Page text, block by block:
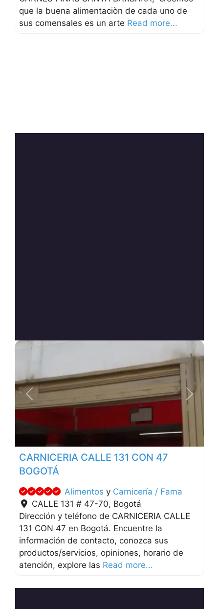
que la buena alimentaciòn de cada uno de
sus comensales es un arte Read more...
Anterior
CARNICERIA CALLE 131 CON 47
BOGOTÁ
Alimentos y Carnicería / Fama
CALLE 131 # 47-70, Bogotá
Dirección y teléfono de CARNICERIA CALLE
131 CON 47 en Bogotá. Encuentre la
información de contacto, conozca sus
productos/servicios, opiniones, horario de
atención, explore las Read more...